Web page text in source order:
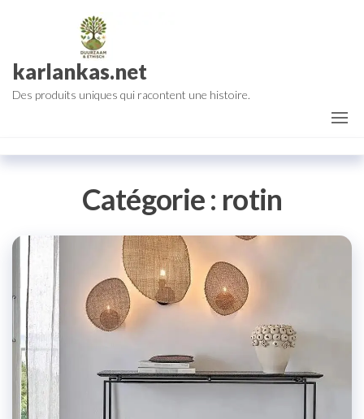
karlankas.net
Des produits uniques qui racontent une histoire.
Catégorie : rotin